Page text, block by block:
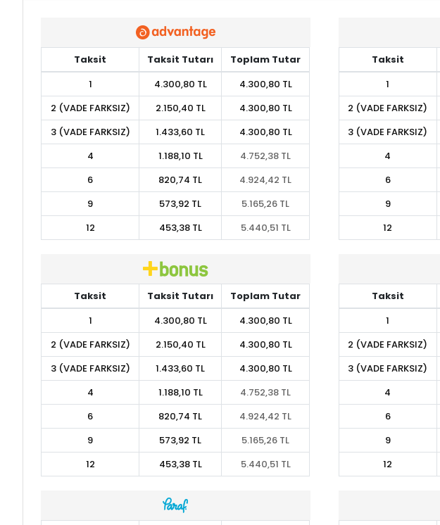
Taksit Taksit Tutarı
Toplam Tutar
1
4.300,80 TL
4.300,80 TL
2 (VADE FARKSIZ)
2.150,40 TL
4.300,80 TL
3 (VADE FARKSIZ)
1.433,60 TL
4.300,80 TL
4
1.188,10 TL
4.752,38 TL
6
820,74 TL
4.924,42 TL
9
573,92 TL
5.165,26 TL
12
453,38 TL 5.440,51 TL
Taksit
1
2 (VADE FARKSIZ)
3 (VADE FARKSIZ)
4
6
9
12
Taksit Taksit Tutarı
Toplam Tutar
1
4.300,80 TL
4.300,80 TL
2 (VADE FARKSIZ)
2.150,40 TL
4.300,80 TL
3 (VADE FARKSIZ)
1.433,60 TL
4.300,80 TL
4
1.188,10 TL
4.752,38 TL
6
820,74 TL
4.924,42 TL
9
573,92 TL
5.165,26 TL
12
453,38 TL 5.440,51 TL
Taksit
1
2 (VADE FARKSIZ)
3 (VADE FARKSIZ)
4
6
9
12